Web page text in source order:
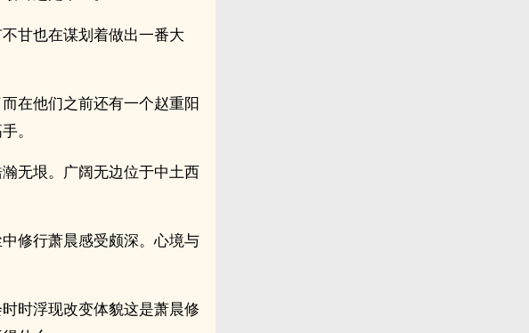
甘也在谋划着做出一番大
在他们之前还有一个赵重阳
。
无垠。广阔无边位于中土西
修行萧晨感受颇深。心境与
时浮现改变体貌这是萧晨修